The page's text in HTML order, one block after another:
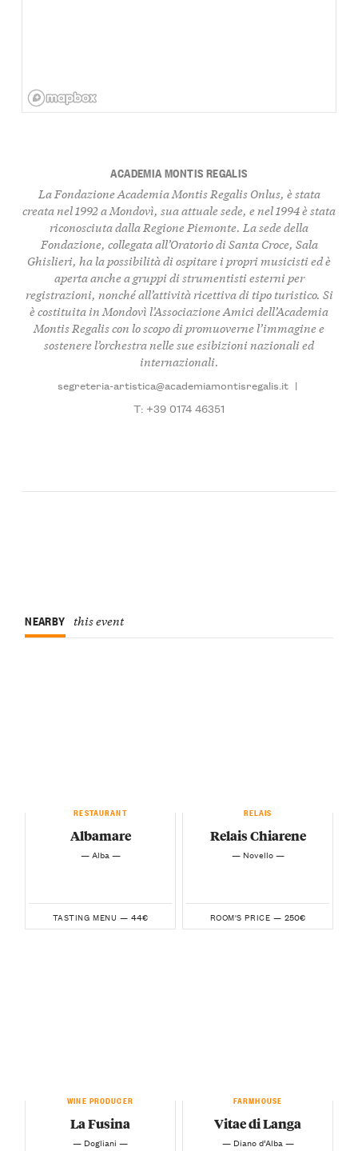
ACADEMIA MONTIS REGALIS
La Fondazione Academia Montis Regalis Onlus, è stata
creata nel 1992 a Mondovì, sua attuale sede, e nel 1994 è stata
riconosciuta dalla Regione Piemonte. La sede della
Fondazione, collegata all’Oratorio di Santa Croce, Sala
Ghislieri, ha la possibilità di ospitare i propri musicisti ed è
aperta anche a gruppi di strumentisti esterni per
registrazioni, nonché all’attività ricettiva di tipo turistico. Si
è costituita in Mondovì l’Associazione Amici dell’Academia
Montis Regalis con lo scopo di promuoverne l’immagine e
sostenere l’orchestra nelle sue esibizioni nazionali ed
internazionali.
segreteria-artistica@academiamontisregalis.it |
T: +39 0174 46351
NEARBY this event
RESTAURANT
Albamare
— Alba —
TASTING MENU — 44€
RELAIS
Relais Chiarene
— Novello —
ROOM'S PRICE — 250€
WINE PRODUCER
La Fusina
— Dogliani —
FARMHOUSE
Vitae di Langa
— Diano d’Alba —